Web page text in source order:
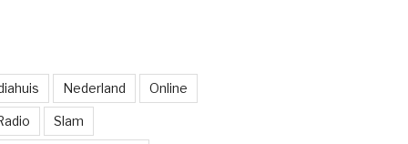
Nederland Online
Slam